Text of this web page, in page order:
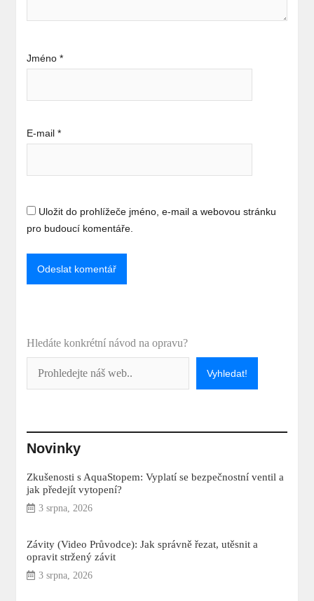
Jméno*
E-mail*
Uložit do prohlížeče jméno, e-mail a webovou stránku
pro budoucí komentáře.
Hledáte konkrétní návod na opravu?
Vyhledat!
Novinky
Zkušenosti s AquaStopem: Vyplatí se bezpečnostní ventil a
jak předejít vytopení?
3 srpna, 2026
Závity (Video Průvodce): Jak správně řezat, utěsnit a
opravit stržený závit
3 srpna, 2026